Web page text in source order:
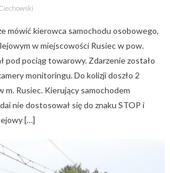
mówić kierowca samochodu osobowego,
w miejscowości Rusiec w pow.
pod pociąg towarowy. Zdarzenie zostało
monitoringu. Do kolizji doszło 2
m. Rusiec. Kierujący samochodem
nie dostosował się do znaku STOP i
[…]